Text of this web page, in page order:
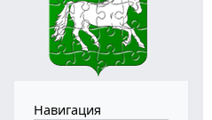
Навигация